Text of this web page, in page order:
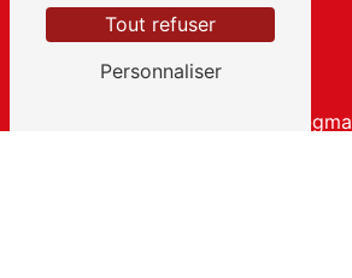
Tout refuser
Personnaliser